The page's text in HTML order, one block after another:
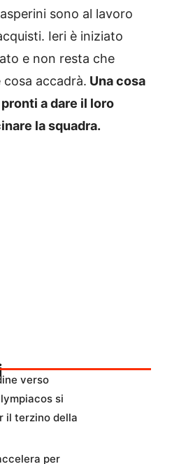
sono al lavoro
Ieri è iniziato
e non resta che
accadrà. Una cosa
a dare il loro
la squadra.
verso
si
il terzino della
per